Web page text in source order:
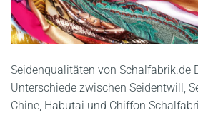
Seidenqualitäten von Schalfabrik.de
Unterschiede zwischen Seidentwill,
Chine, Habutai und Chiffon